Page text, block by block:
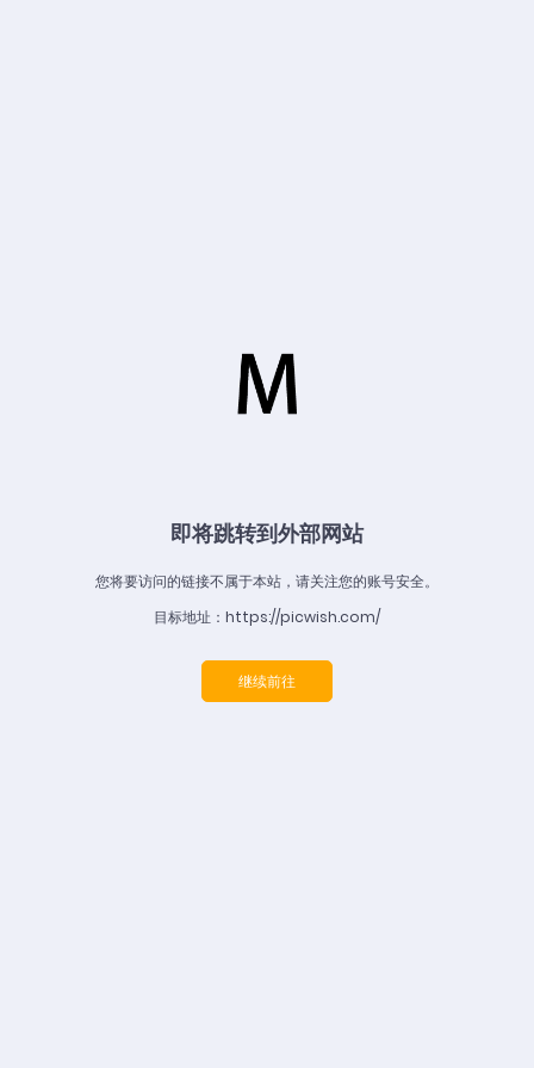
即将跳转到外部网站
您将要访问的链接不属于本站，请关注您的账号安全。
目标地址：https://picwish.com/
继续前往